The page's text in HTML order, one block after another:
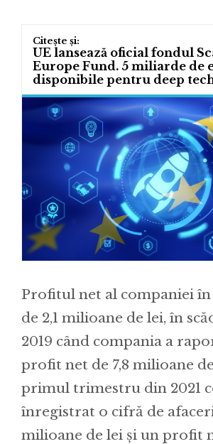
UE lansează oficial fondul
Europe Fund. 5 miliarde de
disponibile pentru deep
Profitul net al companiei în
de 2,1 milioane de lei, în
2019 când compania a
profit net de 7,8 milioane
primul trimestru din 2021
înregistrat o cifră de
milioane de lei și un profit